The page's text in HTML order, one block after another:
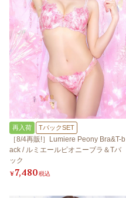
再入荷 TバックSET
［8/4再販!］Lumiere Peony Bra&T-b
ack / ルミエールピオニーブラ＆Tバ
ック
¥7,480税込